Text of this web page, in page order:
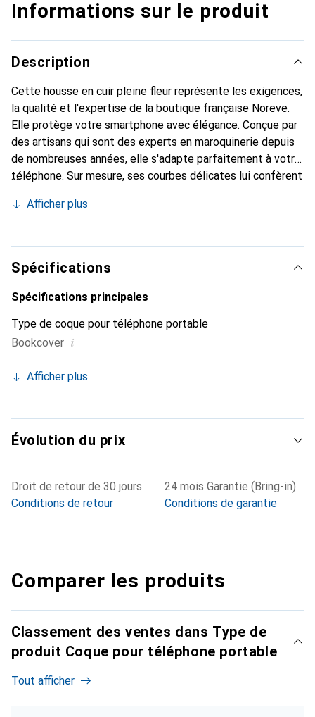
Informations sur le produit
Description
Cette housse en cuir pleine fleur représente les exigences,
la qualité et l'expertise de la boutique française Noreve.
Elle protège votre smartphone avec élégance. Conçue par
des artisans qui sont des experts en maroquinerie depuis
de nombreuses années, elle s'adapte parfaitement à votre
téléphone. Sur mesure, ses courbes délicates lui confèrent
et incontournable pour votre smartphone. Reconnu
marque Noreve est un choix sûr pour une clientèle
exigeante.
Afficher plus
Spécifications
Spécifications principales
Type de coque pour téléphone portable
Bookcover i
Afficher plus
Évolution du prix
Droit de retour de 30 jours
Conditions de retour
24 mois Garantie (Bring-in)
Conditions de garantie
Comparer les produits
Classement des ventes dans Type de
produit Coque pour téléphone portable
Tout afficher